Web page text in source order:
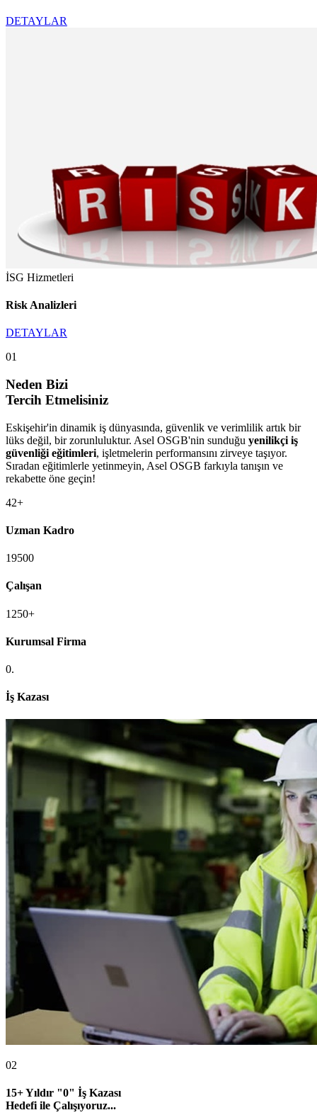
DETAYLAR
İSG Hizmetleri
Risk Analizleri
DETAYLAR
01
Neden Bizi
Tercih Etmelisiniz
Eskişehir'in dinamik iş dünyasında, güvenlik ve verimlilik artık bir
lüks değil, bir zorunluluktur. Asel OSGB'nin sunduğu yenilikçi iş
güvenliği eğitimleri, işletmelerin performansını zirveye taşıyor.
Sıradan eğitimlerle yetinmeyin, Asel OSGB farkıyla tanışın ve
rekabette öne geçin!
42+
Uzman Kadro
19500
Çalışan
1250+
Kurumsal Firma
0.
İş Kazası
02
15+ Yıldır "0" İş Kazası
Hedefi ile Çalışıyoruz...